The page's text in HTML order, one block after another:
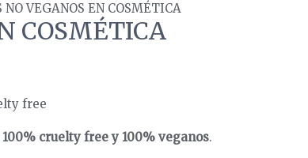
VEGANOS EN COSMÉTICA
COSMÉTICA
cruelty free y 100% veganos.